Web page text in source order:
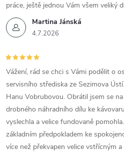
Martina Jánská
4.7.2026
práce, ještě jednou Vám všem veliký
Vážení, rád se chci s Vámi podělit o
servisního střediska ze Sezimova
Hanu Vobrubovou. Obrátil jsem se
drobného náhradního dílu ke
vyslechla a velice fundovaně
základním předpokladem ke
více než překvapen velice vstřícným